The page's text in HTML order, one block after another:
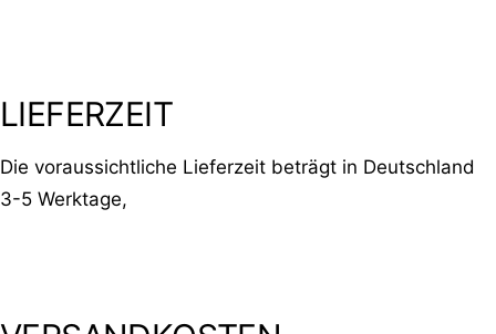
LIEFERZEIT
Die voraussichtliche Lieferzeit beträgt in Deutschland
3-5 Werktage,